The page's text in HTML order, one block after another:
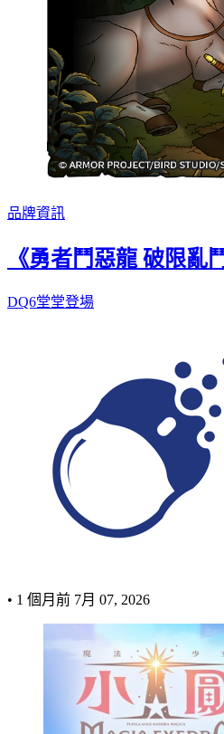
品牌資訊
《勇者鬥惡龍 破限亂
DQ6堂堂登場
• 1 個月前 7月 07, 2026